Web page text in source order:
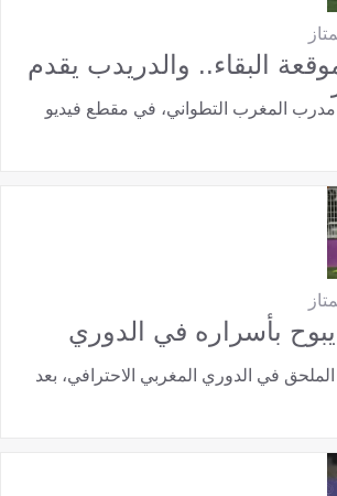
البقاء.. والدريدب يقدم
المغرب التطواني، في مقطع فيديو
بأسراره في الدوري
في الدوري المغربي الاحترافي، بعد